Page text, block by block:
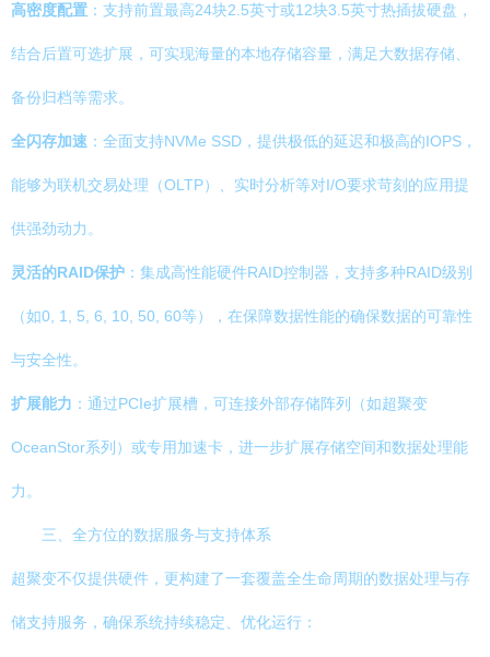
高密度配置 ：支持前置最高24块2.5英寸或12块3.5英寸热插拔硬盘，
结合后置可选扩展，可实现海量的本地存储容量，满足大数据存储、
备份归档等需求。
全闪存加速 ：全面支持NVMe SSD，提供极低的延迟和极高的IOPS，
能够为联机交易处理（OLTP）、实时分析等对I/O要求苛刻的应用提
供强劲动力。
灵活的RAID保护 ：集成高性能硬件RAID控制器，支持多种RAID级别
（如0, 1, 5, 6, 10, 50, 60等），在保障数据性能的确保数据的可靠性
与安全性。
扩展能力 ：通过PCIe扩展槽，可连接外部存储阵列（如超聚变
OceanStor系列）或专用加速卡，进一步扩展存储空间和数据处理能
力。
三、全方位的数据服务与支持体系
超聚变不仅提供硬件，更构建了一套覆盖全生命周期的数据处理与存
储支持服务，确保系统持续稳定、优化运行：